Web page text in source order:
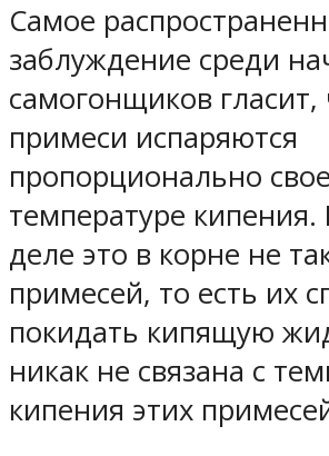
Самое
заблуждение среди
самогонщиков гласит,
примеси испаряются
пропорционально
температуре
деле это в корне не
примесей, то есть их
покидать кипящую
никак не связана с
кипения этих